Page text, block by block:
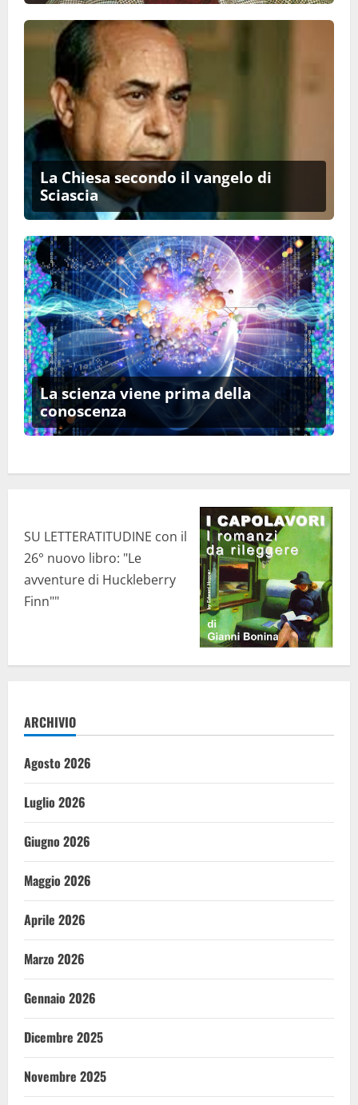
La Chiesa secondo il vangelo di
Sciascia
La scienza viene prima della
conoscenza
SU LETTERATITUDINE con il
26° nuovo libro: "Le
avventure di Huckleberry
Finn""
ARCHIVIO
Agosto 2026
Luglio 2026
Giugno 2026
Maggio 2026
Aprile 2026
Marzo 2026
Gennaio 2026
Dicembre 2025
Novembre 2025